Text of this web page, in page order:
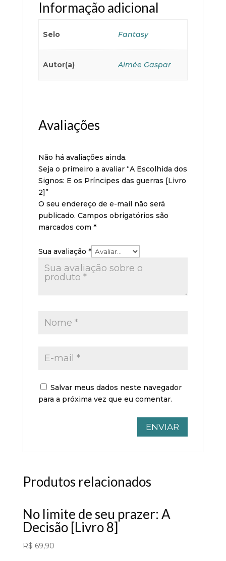
Informação adicional
Selo Fantasy
Autor(a) Aimée Gaspar
Avaliações
Não há avaliações ainda.
Seja o primeiro a avaliar “A Escolhida dos
Signos: E os Príncipes das guerras [Livro
2]”
O seu endereço de e-mail não será
publicado. Campos obrigatórios são
marcados com *
Sua avaliação *
Salvar meus dados neste navegador
para a próxima vez que eu comentar.
Produtos relacionados
No limite de seu prazer: A
Decisão [Livro 8]
R$ 69,90